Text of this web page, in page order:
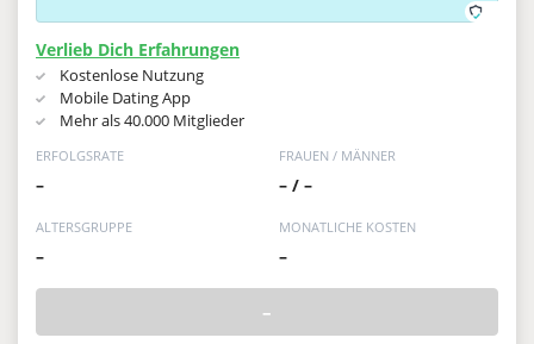
Verlieb Dich Erfahrungen
Kostenlose Nutzung
Mobile Dating App
Mehr als 40.000 Mitglieder
ERFOLGSRATE
–
FRAUEN / MÄNNER
– / –
ALTERSGRUPPE
–
MONATLICHE KOSTEN
–
–